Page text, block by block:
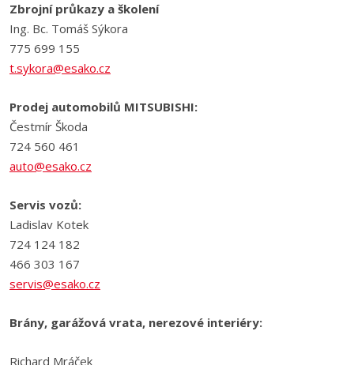
Zbrojní průkazy a školení
Ing. Bc. Tomáš Sýkora
775 699 155
t.sykora@esako.cz
Prodej automobilů MITSUBISHI:
Čestmír Škoda
724 560 461
auto@esako.cz
Servis vozů:
Ladislav Kotek
724 124 182
466 303 167
servis@esako.cz
Brány, garážová vrata, nerezové interiéry:
Richard Mráček